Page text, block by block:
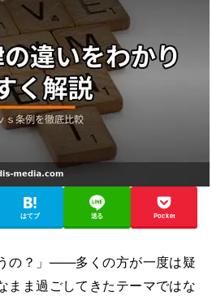
はてブ 送る Pocket
の？」——多くの方が一度は疑
まま過ごしてきたテーマではな